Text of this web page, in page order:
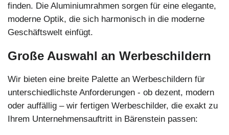
finden. Die Aluminiumrahmen sorgen für eine elegante,
moderne Optik, die sich harmonisch in die moderne
Geschäftswelt einfügt.
Große Auswahl an Werbeschildern
Wir bieten eine breite Palette an Werbeschildern für
unterschiedlichste Anforderungen - ob dezent, modern
oder auffällig – wir fertigen Werbeschilder, die exakt zu
Ihrem Unternehmensauftritt in Bärenstein passen: